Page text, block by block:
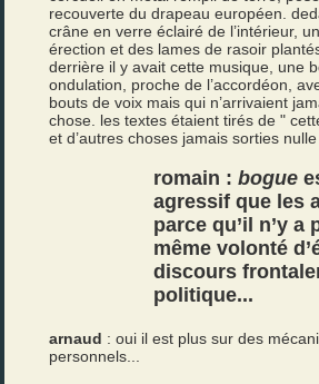
recouverte du drapeau européen.
crâne en verre éclairé de l’intérieur,
érection et des lames de rasoir
derrière il y avait cette musique, une
ondulation, proche de l’accordéon,
bouts de voix mais qui n’arrivaient
chose. les textes étaient tirés de "
et d’autres choses jamais sorties nulle
romain :bogue
agressif que les
parce qu’il n’y a
même volonté
discours
politique...
arnaud : oui il est plus sur des
personnels...